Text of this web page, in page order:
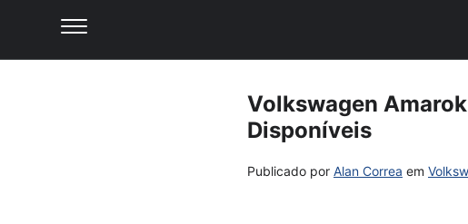
Volkswagen
Disponíveis
Publicado por Alan Correa em